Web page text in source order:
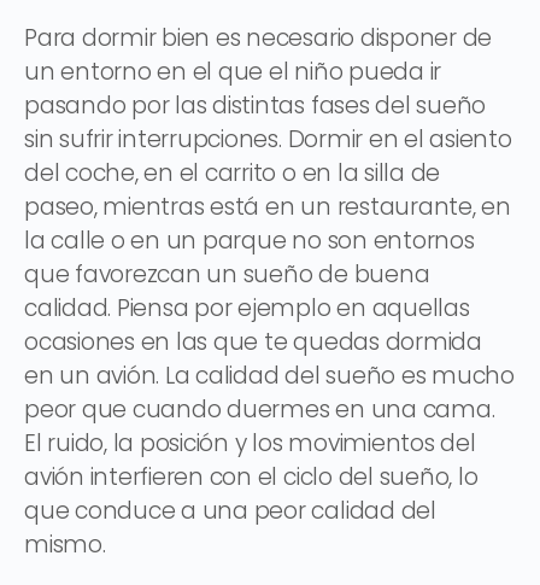
Para dormir bien es necesario disponer de
un entorno en el que el niño pueda ir
pasando por las distintas fases del sueño
sin sufrir interrupciones. Dormir en el asiento
del coche, en el carrito o en la silla de
paseo, mientras está en un restaurante, en
la calle o en un parque no son entornos
que favorezcan un sueño de buena
calidad. Piensa por ejemplo en aquellas
ocasiones en las que te quedas dormida
en un avión. La calidad del sueño es mucho
peor que cuando duermes en una cama.
El ruido, la posición y los movimientos del
avión interfieren con el ciclo del sueño, lo
que conduce a una peor calidad del
mismo.